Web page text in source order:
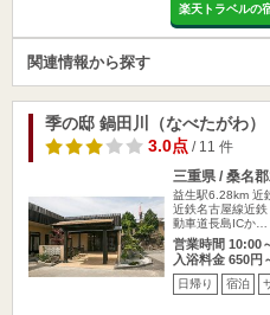
楽天トラベルの
関連情報から探す
季の邸 鍋田川（なべたがわ）
3.0点/ 11 件
三重県 / 桑名
益生駅6.28km 近
近鉄名古屋線近
動車道長島ICか…
営業時間 10:00
入浴料金 650円
日帰り 宿泊